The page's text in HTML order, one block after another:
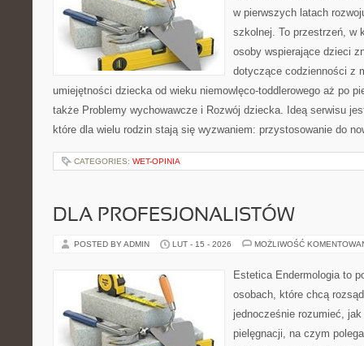
w pierwszych latach
szkolnej. To przestrzeń, w
osoby wspierające dzieci
dotyczące codzienności z
umiejętności dziecka od wieku niemowlęco-toddlerowego aż po
także Problemy wychowawcze i Rozwój dziecka. Ideą serwisu
które dla wielu rodzin stają się wyzwaniem: przystosowanie do
CATEGORIES: WET-OPINIA
DLA PROFESJONALISTÓW
POSTED BY ADMIN LUT - 15 - 2026 MOŻLIWOŚĆ
Estetica Endermologia to
osobach, które chcą
jednocześnie rozumieć, jak
pielęgnacji, na czym